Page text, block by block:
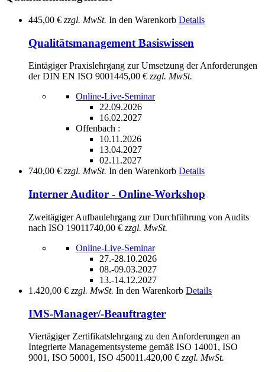
445,00 € zzgl. MwSt. In den Warenkorb Details
Qualitätsmanagement Basiswissen
Eintägiger Praxislehrgang zur Umsetzung der Anforderungen
der DIN EN ISO 9001445,00 € zzgl. MwSt.
Online-Live-Seminar
22.09.2026
16.02.2027
Offenbach :
10.11.2026
13.04.2027
02.11.2027
740,00 € zzgl. MwSt. In den Warenkorb Details
Interner Auditor - Online-Workshop
Zweitägiger Aufbaulehrgang zur Durchführung von Audits
nach ISO 19011 740,00 € zzgl. MwSt.
Online-Live-Seminar
27.-28.10.2026
08.-09.03.2027
13.-14.12.2027
1.420,00 € zzgl. MwSt. In den Warenkorb Details
IMS-Manager/-Beauftragter
Viertägiger Zertifikatslehrgang zu den Anforderungen an
Integrierte Managementsysteme gemäß ISO 14001, ISO
9001, ISO 50001, ISO 450011.420,00 € zzgl. MwSt.